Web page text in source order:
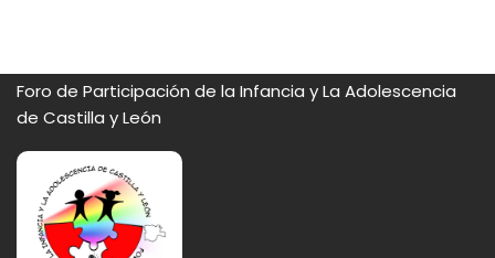
Foro de Participación de la Infancia y La Adolescencia
de Castilla y León